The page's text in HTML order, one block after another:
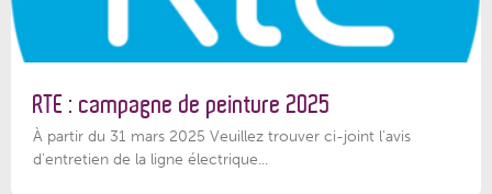
RTE : campagne de peinture 2025
À partir du 31 mars 2025 Veuillez trouver ci-joint l'avis
d'entretien de la ligne électrique...